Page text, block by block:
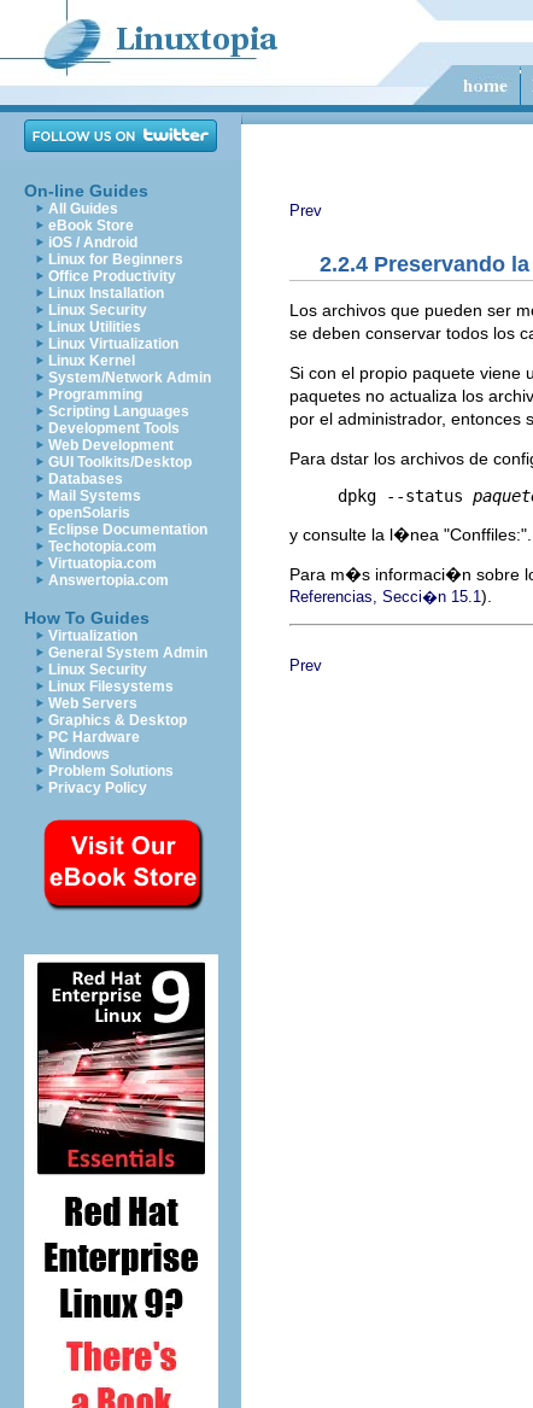
On-line Guides
All Guides
eBook Store
iOS / Android
Linux for Beginners
Office Productivity
Linux Installation
Linux Security
Linux Utilities
Linux Virtualization
Linux Kernel
System/Network Admin
Programming
Scripting Languages
Development Tools
Web Development
GUI Toolkits/Desktop
Databases
Mail Systems
openSolaris
Eclipse Documentation
Techotopia.com
Virtuatopia.com
Answertopia.com
How To Guides
Virtualization
General System Admin
Linux Security
Linux Filesystems
Web Servers
Graphics & Desktop
PC Hardware
Windows
Problem Solutions
Privacy Policy
Prev
2.2.4 Preservando
Los archivos que pueden ser
se deben conservar todos los
Si con el propio paquete
paquetes no actualiza los
por el administrador, entonces
Para dstar los archivos de
     dpkg --status
y consulte la l�nea "Conffiles:".
Para m�s informaci�n sobre
Referencias, Secci�n 15.1).
Prev